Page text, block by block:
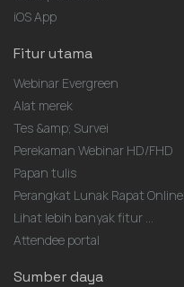
iOS App
Fitur utama
Webinar Evergreen
Alat merek
Tes &amp; Survei
Perekaman Webinar HD/FHD
Papan tulis
Perangkat Lunak Rapat Online
Lihat lebih banyak fitur ...
Attendee portal
Sumber daya